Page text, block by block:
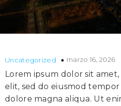
Uncategorized marzo 16, 2026
Lorem ipsum dolor sit
elit, sed do eiusmod
dolore magna aliqua. Ut